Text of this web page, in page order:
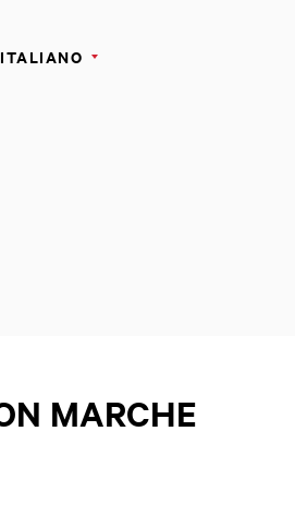
ITALIANO
MARCHE